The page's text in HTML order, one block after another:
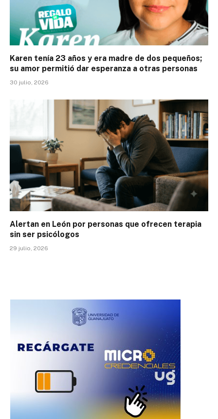
Karen tenía 23 años y era madre de dos pequeños;
su amor permitió dar esperanza a otras personas
30 julio, 2026
Alertan en León por personas que ofrecen terapia
sin ser psicólogos
29 julio, 2026